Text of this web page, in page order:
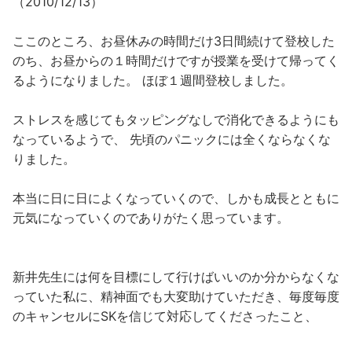
ここのところ、お昼休みの時間だけ3日間続けて登校した
のち、お昼からの１時間だけですが授業を受けて帰ってく
るようになりました。 ほぼ１週間登校しました。
ストレスを感じてもタッピングなしで消化できるようにも
なっているようで、 先頃のパニックには全くならなくな
りました。
本当に日に日によくなっていく ので、しかも 成長とともに
元気になっていく のでありがたく思っています。
新井先生には何を目標にして行けばいいのか分からなくな
っていた私に、精神面でも大変助けていただき、毎度毎度
のキャンセルにSKを信じて対応してくださったこと、